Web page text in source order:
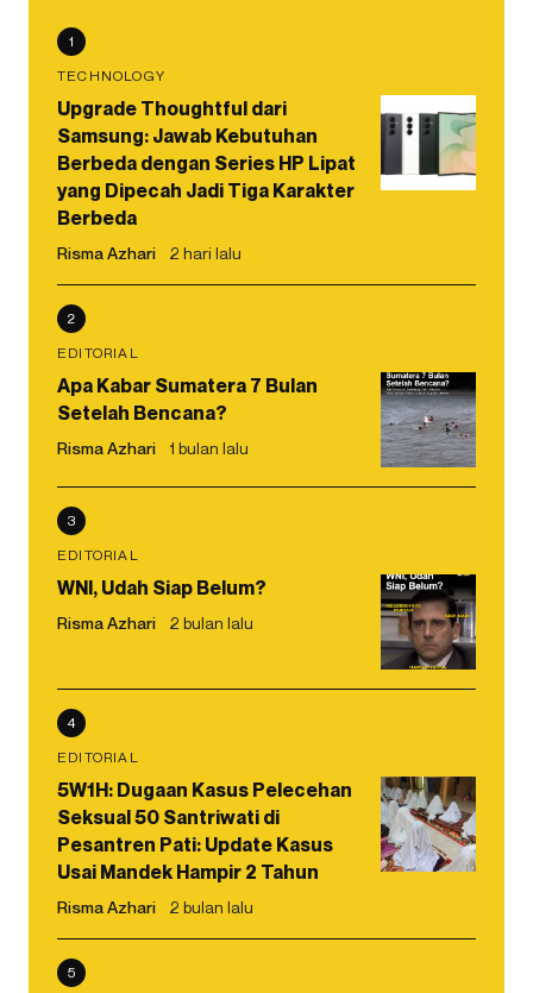
1
TECHNOLOGY
Upgrade Thoughtful dari
Samsung: Jawab Kebutuhan
Berbeda dengan Series HP Lipat
yang Dipecah Jadi Tiga Karakter
Berbeda
Risma Azhari 2 hari lalu
2
EDITORIAL
Apa Kabar Sumatera 7 Bulan
Setelah Bencana?
Risma Azhari 1 bulan lalu
3
EDITORIAL
WNI, Udah Siap Belum?
Risma Azhari 2 bulan lalu
4
EDITORIAL
5W1H: Dugaan Kasus Pelecehan
Seksual 50 Santriwati di
Pesantren Pati: Update Kasus
Usai Mandek Hampir 2 Tahun
Risma Azhari 2 bulan lalu
5